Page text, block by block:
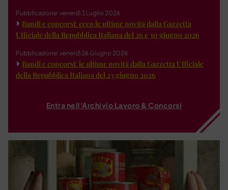
Pubblicazione: venerdì 3 Luglio 2026
Bandi e concorsi: ecco le ultime novità dalla Gazzetta
Ufficiale della Repubblica Italiana del 26 e 30 giugno 2026
Pubblicazione: venerdì 26 Giugno 2026
Bandi e concorsi: le ultime novità dalla Gazzetta Ufficiale
della Repubblica Italiana del 23 giugno 2026
Entra nell'Archivio Lavoro & Concorsi